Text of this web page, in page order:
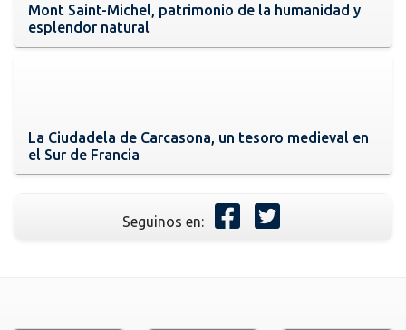
Mont Saint-Michel, patrimonio de la humanidad y
esplendor natural
La Ciudadela de Carcasona, un tesoro medieval en
el Sur de Francia
Seguinos en: